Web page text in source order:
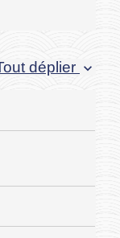
déplier keyboard_arrow_down